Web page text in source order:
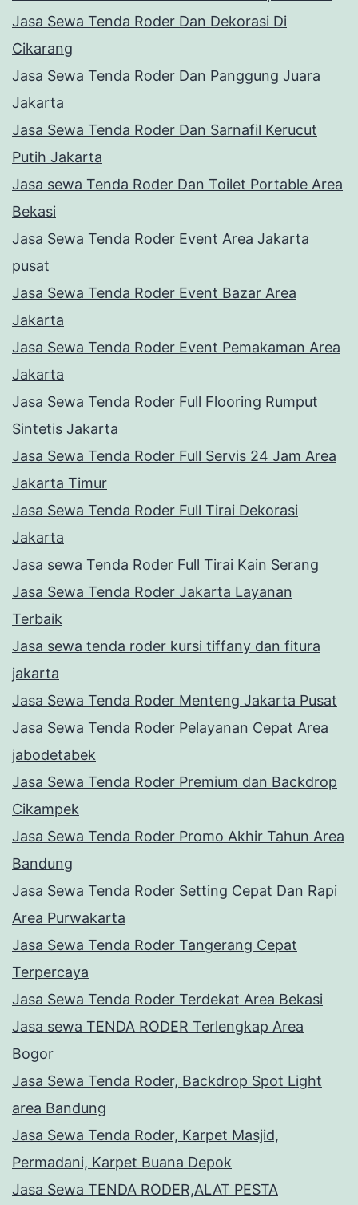
Jasa Sewa Tenda Roder Dan Dekorasi Di
Cikarang
Jasa Sewa Tenda Roder Dan Panggung Juara
Jakarta
Jasa Sewa Tenda Roder Dan Sarnafil Kerucut
Putih Jakarta
Jasa sewa Tenda Roder Dan Toilet Portable Area
Bekasi
Jasa Sewa Tenda Roder Event Area Jakarta
pusat
Jasa Sewa Tenda Roder Event Bazar Area
Jakarta
Jasa Sewa Tenda Roder Event Pemakaman Area
Jakarta
Jasa Sewa Tenda Roder Full Flooring Rumput
Sintetis Jakarta
Jasa Sewa Tenda Roder Full Servis 24 Jam Area
Jakarta Timur
Jasa Sewa Tenda Roder Full Tirai Dekorasi
Jakarta
Jasa sewa Tenda Roder Full Tirai Kain Serang
Jasa Sewa Tenda Roder Jakarta Layanan
Terbaik
Jasa sewa tenda roder kursi tiffany dan fitura
jakarta
Jasa Sewa Tenda Roder Menteng Jakarta Pusat
Jasa Sewa Tenda Roder Pelayanan Cepat Area
jabodetabek
Jasa Sewa Tenda Roder Premium dan Backdrop
Cikampek
Jasa Sewa Tenda Roder Promo Akhir Tahun Area
Bandung
Jasa Sewa Tenda Roder Setting Cepat Dan Rapi
Area Purwakarta
Jasa Sewa Tenda Roder Tangerang Cepat
Terpercaya
Jasa Sewa Tenda Roder Terdekat Area Bekasi
Jasa sewa TENDA RODER Terlengkap Area
Bogor
Jasa Sewa Tenda Roder, Backdrop Spot Light
area Bandung
Jasa Sewa Tenda Roder, Karpet Masjid,
Permadani, Karpet Buana Depok
Jasa Sewa TENDA RODER,ALAT PESTA